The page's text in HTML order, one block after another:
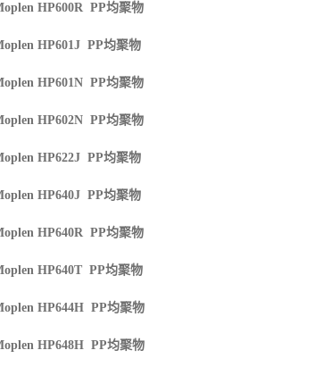
HP600R PP均聚物
HP601J PP均聚物
HP601N PP均聚物
HP602N PP均聚物
HP622J PP均聚物
HP640J PP均聚物
HP640R PP均聚物
HP640T PP均聚物
HP644H PP均聚物
HP648H PP均聚物